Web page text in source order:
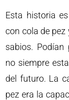
Esta historia
con cola de pez
sabios. Podían
no siempre
del futuro. La
pez era la